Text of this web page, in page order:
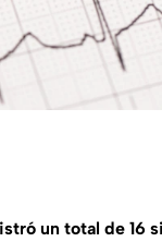
un total de 16